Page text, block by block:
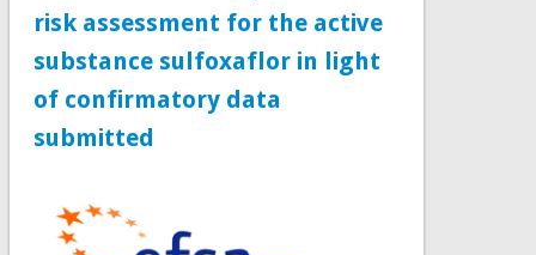
risk assessment for the active
substance sulfoxaflor in light
of confirmatory data
submitted